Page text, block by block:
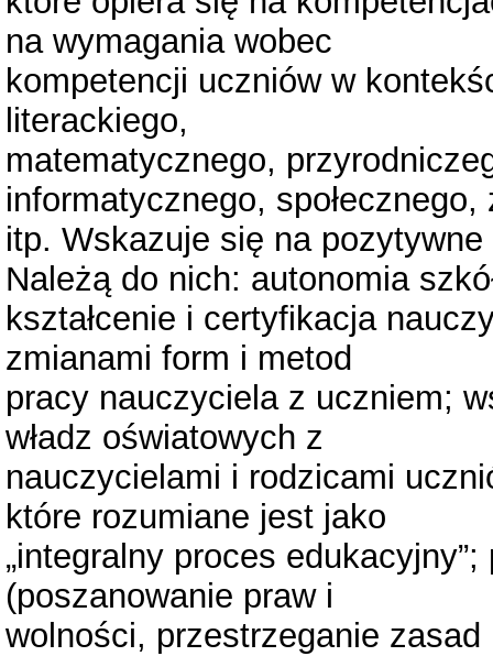
na wymagania wobec
kompetencji uczniów w
literackiego,
matematycznego,
informatycznego, społecznego,
itp. Wskazuje się na
Należą do nich: autonomia
kształcenie i certyfikacja
zmianami form i metod
pracy nauczyciela z uczniem;
władz oświatowych z
nauczycielami i rodzicami
które rozumiane jest jako
„integralny proces
(poszanowanie praw i
wolności, przestrzeganie